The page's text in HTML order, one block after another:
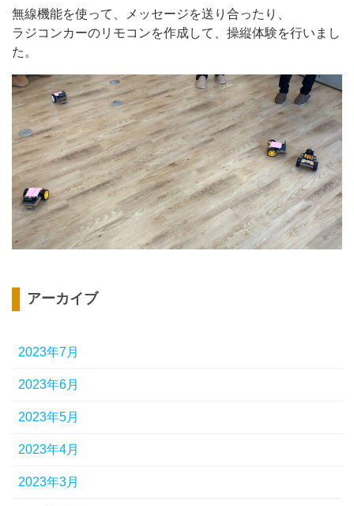
無線機能を使って、メッセージを送り合ったり、
ラジコンカーのリモコンを作成して、操縦体験を行いまし
た。
アーカイブ
2023年7月
2023年6月
2023年5月
2023年4月
2023年3月